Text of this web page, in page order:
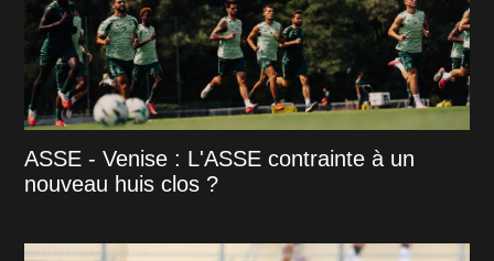
ASSE - Venise : L'ASSE contrainte à un
nouveau huis clos ?